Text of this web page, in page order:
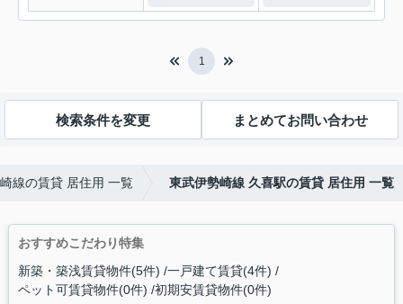
1
検索条件を変更 まとめてお問い合わせ
線の賃貸 居住用 一覧 東武伊勢崎線 久喜駅の賃貸 居住用 一覧
おすすめこだわり特集
新築・築浅賃貸物件(5件) 一戸建て賃貸(4件)
ペット可賃貸物件(0件) 初期安賃貸物件(0件)